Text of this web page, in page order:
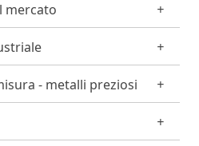
mercato
- metalli preziosi